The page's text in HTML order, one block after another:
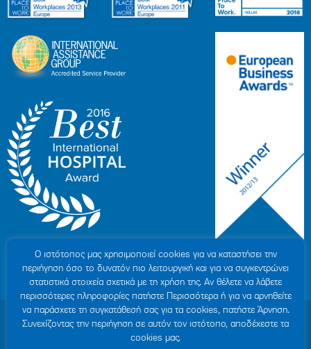
© 2007-2026 ΥΓΕΙΑ Μ.Α.Ε |
ΓΕΜΗ: 000279901000
Όροι Χρήσης
| Πολιτική Προστασίας Προσωπικών Δεδομένων
Δήλωση Απορρήτου
Ο ιστότοπoς μας χρησιμοποιεί cookies για να καταστήσει την
περιήγηση όσο το δυνατόν πιο λειτουργική και για να συγκεντρώνει
στατιστικά στοιχεία σχετικά με τη χρήση της. Αν θέλετε να λάβετε
περισσότερες πληροφορίες πατήστε Περισσότερα ή για να αρνηθείτε
να παράσχετε τη συγκατάθεσή σας για τα cookies, πατήστε Άρνηση.
Συνεχίζοντας την περιήγηση σε αυτόν τον ιστότοπο, αποδέχεστε τα
cookies μας.